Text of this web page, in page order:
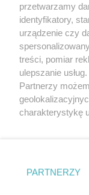
Nie zapomnij
zapoznać się z:
Twojemiasto
Piekary Śląskie
Chorzów
Tarnowskie Góry
Ruda Śląska
Świętochłowice
Zagłębie
przetwarzamy
identyfikatory,
urządzenie czy
treści, pomiar
ulepszanie
Partnerzy
charakterystykę
zmienić/
znajdujący się
PARTNERZY